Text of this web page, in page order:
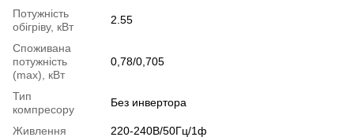
Потужність
обігріву, кВт
2.55
Споживана
потужність
(max), кВт
0,78/0,705
Тип
компресору
Без инвертора
Живлення
220-240В/50Гц/1ф